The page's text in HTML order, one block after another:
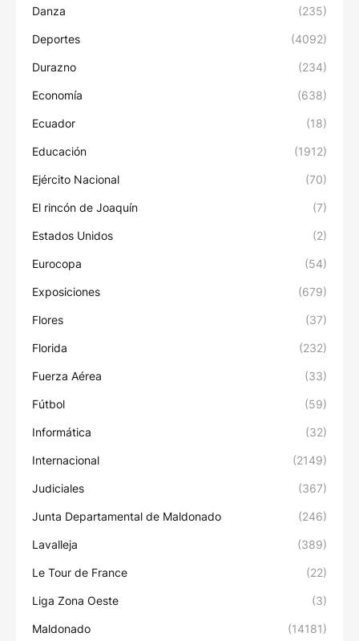
Danza (235)
Deportes (4092)
Durazno (234)
Economía (638)
Ecuador (18)
Educación (1912)
Ejército Nacional (70)
El rincón de Joaquín (7)
Estados Unidos (2)
Eurocopa (54)
Exposiciones (679)
Flores (37)
Florida (232)
Fuerza Aérea (33)
Fútbol (59)
Informática (32)
Internacional (2149)
Judiciales (367)
Junta Departamental de Maldonado (246)
Lavalleja (389)
Le Tour de France (22)
Liga Zona Oeste (3)
Maldonado (14181)